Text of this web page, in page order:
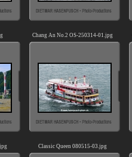
Chang An No.2 OS-250314-01.jpg
Classic Queen 080515-03.jpg